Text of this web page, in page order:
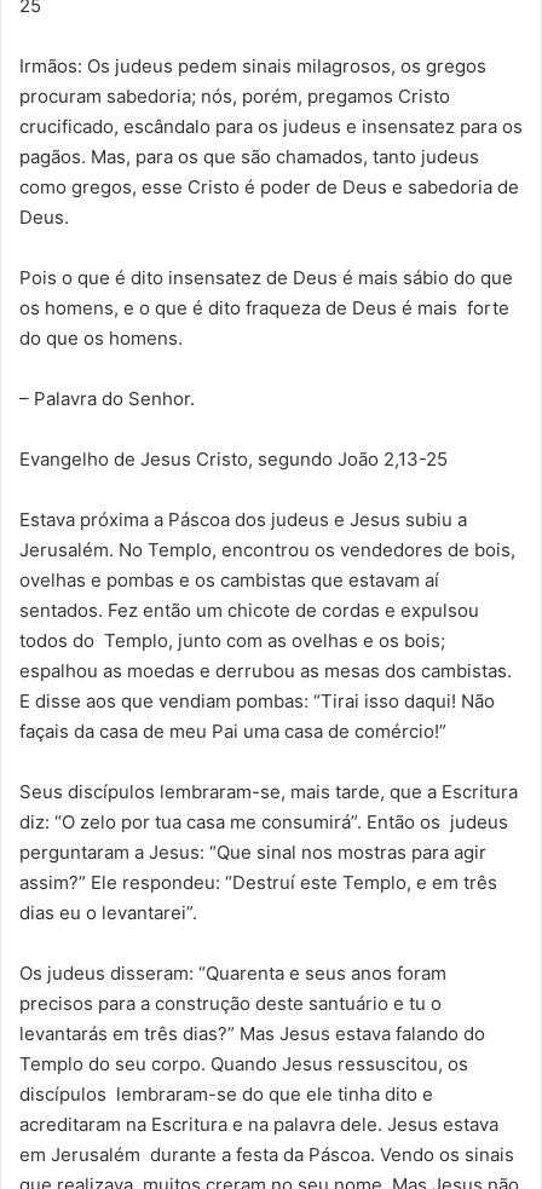
25
Irmãos: Os judeus pedem sinais milagrosos, os gregos
procuram sabedoria; nós, porém, pregamos Cristo
crucificado, escândalo para os judeus e insensatez para os
pagãos. Mas, para os que são chamados, tanto judeus
como gregos, esse Cristo é poder de Deus e sabedoria de
Deus.
Pois o que é dito insensatez de Deus é mais sábio do que
os homens, e o que é dito fraqueza de Deus é mais forte
do que os homens.
– Palavra do Senhor.
Evangelho de Jesus Cristo, segundo João 2,13-25
Estava próxima a Páscoa dos judeus e Jesus subiu a
Jerusalém. No Templo, encontrou os vendedores de bois,
ovelhas e pombas e os cambistas que estavam aí
sentados. Fez então um chicote de cordas e expulsou
todos do Templo, junto com as ovelhas e os bois;
espalhou as moedas e derrubou as mesas dos cambistas.
E disse aos que vendiam pombas: “Tirai isso daqui! Não
façais da casa de meu Pai uma casa de comércio!”
Seus discípulos lembraram-se, mais tarde, que a Escritura
diz: “O zelo por tua casa me consumirá”. Então os judeus
perguntaram a Jesus: “Que sinal nos mostras para agir
assim?” Ele respondeu: “Destruí este Templo, e em três
dias eu o levantarei”.
Os judeus disseram: “Quarenta e seus anos foram
precisos para a construção deste santuário e tu o
levantarás em três dias?” Mas Jesus estava falando do
Templo do seu corpo. Quando Jesus ressuscitou, os
discípulos lembraram-se do que ele tinha dito e
acreditaram na Escritura e na palavra dele. Jesus estava
em Jerusalém durante a festa da Páscoa. Vendo os sinais